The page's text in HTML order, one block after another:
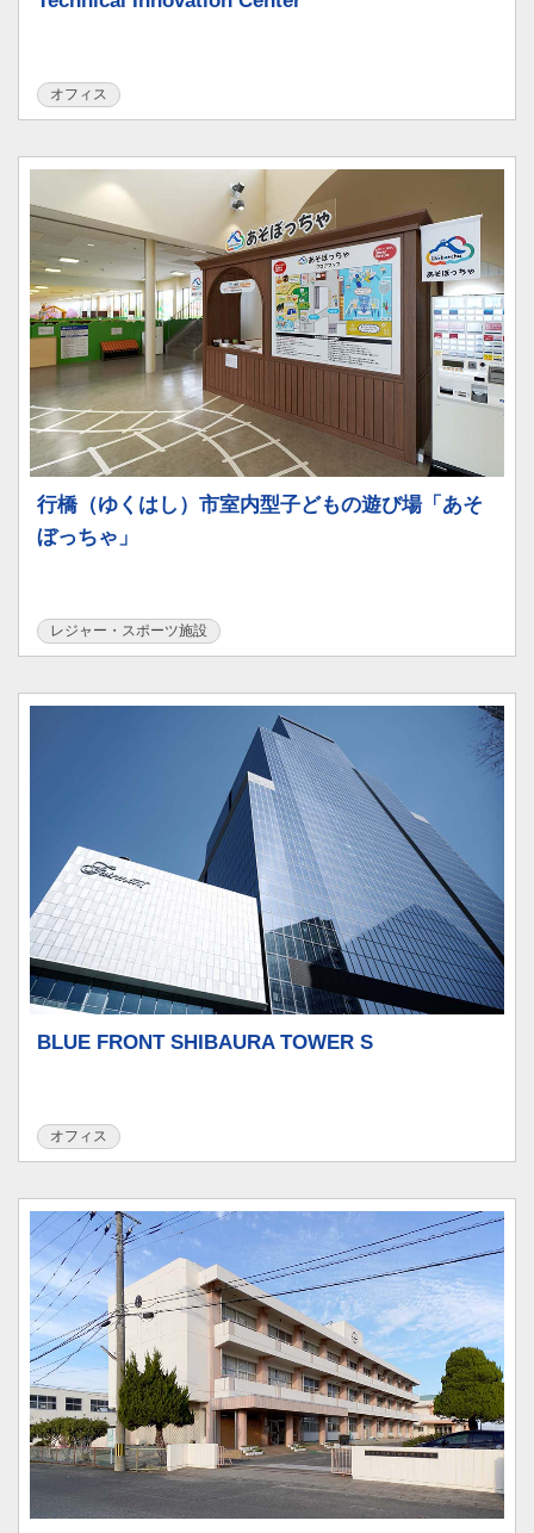
オフィス
行橋（ゆくはし）市室内型子どもの遊び場「あそ
ぼっちゃ」
レジャー・スポーツ施設
BLUE FRONT SHIBAURA TOWER S
オフィス